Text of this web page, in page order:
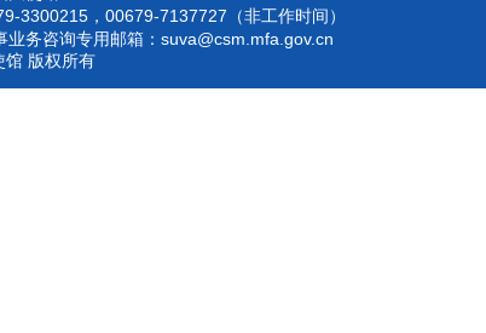
3300215，00679-7137727（非工作时间）
业务咨询专用邮箱： suva@csm.mfa.gov.cn
馆 版权所有